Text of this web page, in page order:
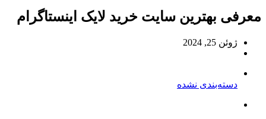
معرفی بهترین سایت خرید لایک اینستاگرام
ژوئن 25, 2024
دسته‌بندی نشده